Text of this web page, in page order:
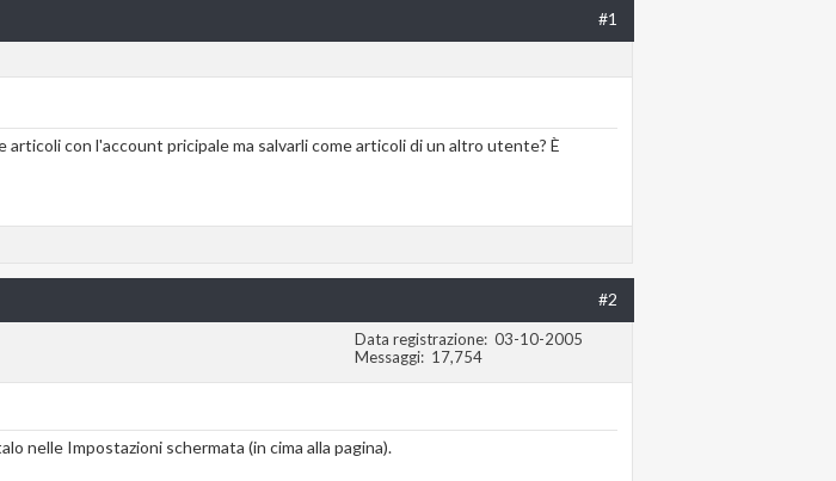
#1
con l'account pricipale ma salvarli come articoli di un altro utente? È
#2
Data registrazione 03-10-2005
Messaggi
17,754
nelle Impostazioni schermata (in cima alla pagina).